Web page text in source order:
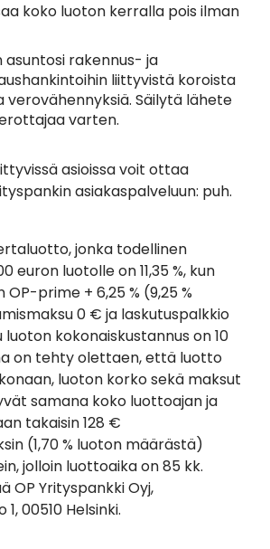
koko luoton kerralla pois ilman
asuntosi rakennus- ja
liittyvistä koroista
verovähennyksiä. Säilytä lähete
varten.
asioissa voit ottaa
asiakaspalveluun: puh.
jonka todellinen
euron luotolle on 11,35 %, kun
prime + 6,25 % (9,25 %
0 € ja laskutuspalkkio
kokonaiskustannus on 10
on tehty olettaen, että luotto
luoton korko sekä maksut
samana koko luottoajan ja
takaisin 128 €
(1,70 % luoton määrästä)
jolloin luottoaika on 85 kk.
OP Yrityspankki Oyj,
00510 Helsinki.